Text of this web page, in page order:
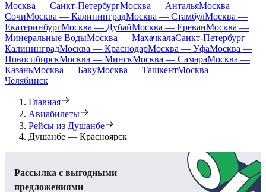
Москва — Санкт-ПетербургМосква — АнтальяМосква —
СочиМосква — КалининградМосква — СтамбулМосква —
ЕкатеринбургМосква — ДубайМосква — ЕреванМосква —
Минеральные ВодыМосква — МахачкалаСанкт-Петербург —
КалининградМосква — КраснодарМосква — УфаМосква —
НовосибирскМосква — МинскМосква — СамараМосква —
КазаньМосква — БакуМосква — ТашкентМосква —
Челябинск
Главная
Авиабилеты
Рейсы из Душанбе
Душанбе — Красноярск
Рассылка с выгодными
предложениями